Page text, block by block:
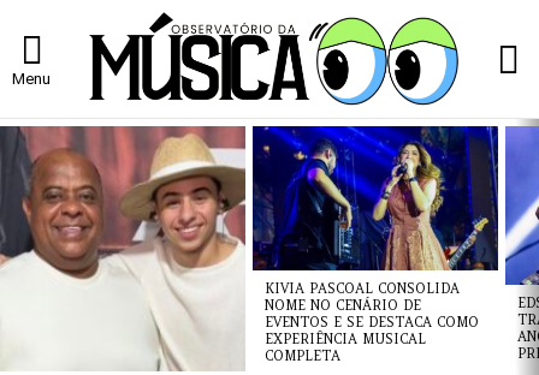
Menu
ÚLTIMAS
NOTÍCIAS
KIVIA PASCOAL CONSOLIDA
NOME NO CENÁRIO DE
EVENTOS E SE DESTACA COMO
EXPERIÊNCIA MUSICAL
COMPLETA